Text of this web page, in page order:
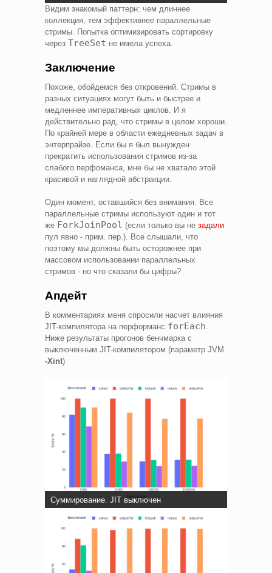
Видим знакомый паттерн: чем длиннее
коллекция, тем эффективнее параллельные
стримы. Попытка оптимизировать сортировку
через TreeSet не имела успеха.
Заключение
Похоже, обойдемся без откровений. Стримы в
разных ситуациях могут быть и быстрее и
медленнее императивных циклов. И я
действительно рад, что стримы в целом хороши.
По крайней мере в области ежедневных задач в
энтерпрайзе. Если бы я был вынужден
прекратить использования стримов из-за
слабого перфоманса, мне бы не хватало этой
красивой и наглядной абстракции.
Один момент, оставшийся без внимания. Все
параллельные стримы используют один и тот
же ForkJoinPool (если только вы не задали
пул явно - прим. пер.). Все слышали, что
поэтому мы должны быть осторожнее при
массовом использовании параллельных
стримов - но что сказали бы цифры?
Апдейт
В комментариях меня спросили насчет влияния
JIT-компилятора на перформанс forEach
Ниже результаты прогонов бенчмарка с
выключенным JIT-компилятором (параметр JVM
-Xint)
Суммирование. JIT выключен